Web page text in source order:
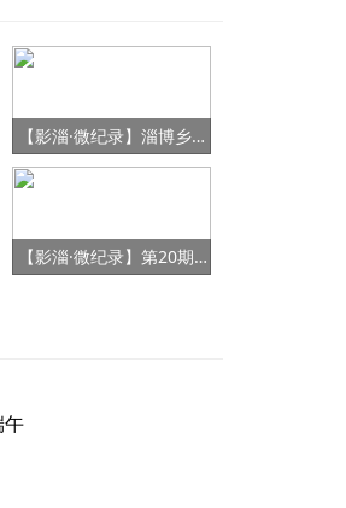
【影淄·微纪录】淄博乡村女书记的“变形记”
【影淄·微纪录】第20期：战“疫”老将刘景春
午